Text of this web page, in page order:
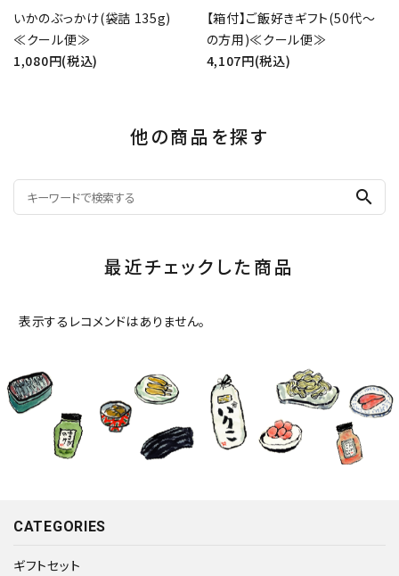
いかのぶっかけ(袋詰 135g)
≪クール便≫
1,080円(税込)
【箱付】ご飯好きギフト(50代～
の方用)≪クール便≫
4,107円(税込)
他の商品を探す
search
最近チェックした商品
表示するレコメンドはありません。
CATEGORIES
ギフトセット